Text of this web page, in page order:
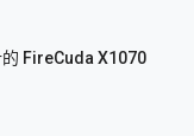
FireCuda X1070